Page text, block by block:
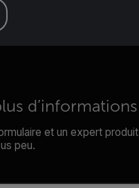
d’informations
et un expert produit
peu.